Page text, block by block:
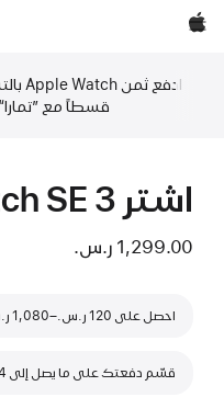
Apple‏
قسطاً مع ”تمارا“‏
اشتر Apple Watch SE 3‏
1,299.00 ر.س.‏
احصل على 120 ر.س.‏–1,080 ر.س.‏ للجهاز المراد استبداله.
قسّم دفعتك على ما يصل إلى 24 قسطاً مع ”تمارا“